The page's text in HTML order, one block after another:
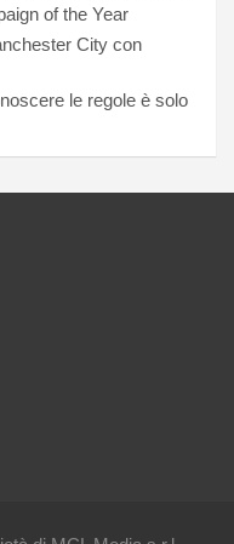
of the Year
City con
le regole è solo